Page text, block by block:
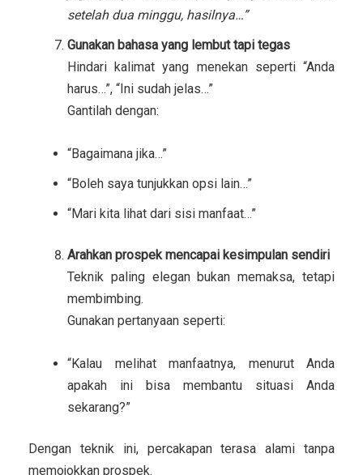
setelah dua minggu, hasilnya…”
Gunakan bahasa yang lembut tapi tegas
Hindari kalimat yang menekan seperti “Anda
harus…”, “Ini sudah jelas…”
Gantilah dengan:
“Bagaimana jika…”
“Boleh saya tunjukkan opsi lain…”
“Mari kita lihat dari sisi manfaat…”
Arahkan prospek mencapai kesimpulan sendiri
Teknik paling elegan bukan memaksa, tetapi
membimbing.
Gunakan pertanyaan seperti:
“Kalau melihat manfaatnya, menurut Anda
apakah ini bisa membantu situasi Anda
sekarang?”
Dengan teknik ini, percakapan terasa alami tanpa
memojokkan prospek.